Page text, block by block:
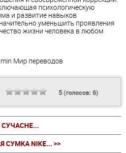
психологическую
и развитие навыков
уменьшить проявления
жизни человека в любом
Мир переводов
5(голосов: 6)
СУЧАСНЕ...
СУМКА NIKE... >>